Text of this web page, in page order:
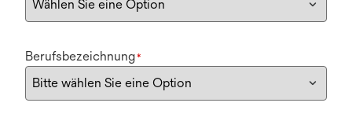
Berufsbezeichnung*